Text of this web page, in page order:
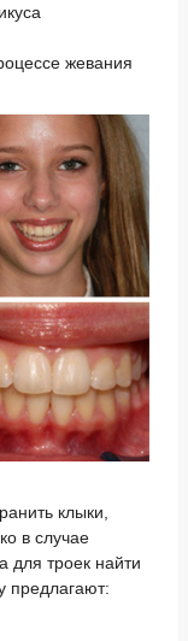
жевания
клыки,
в случае
для троек найти
предлагают: